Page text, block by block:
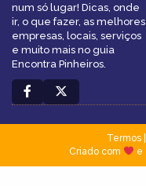
num só lugar! Dicas, onde
ir, o que fazer, as melhores
empresas, locais, serviços
e muito mais no guia
Encontra Pinheiros.
Termos|
Criado com
e